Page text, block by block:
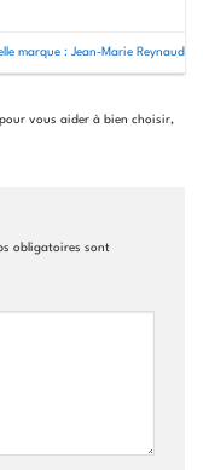
marque : Jean-Marie Reynaud
vous aider à bien choisir,
obligatoires sont